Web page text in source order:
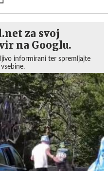
za svoj
na Googlu.
informirani ter spremljajte